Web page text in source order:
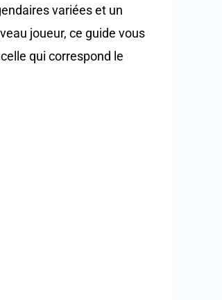
variées et un
joueur, ce guide vous
qui correspond le